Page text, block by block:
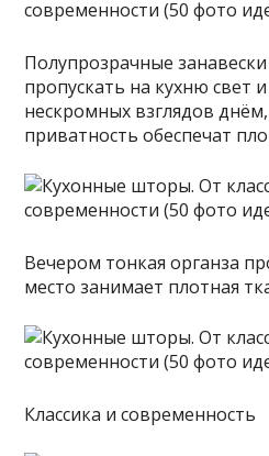
Полупрозрачные
пропускать на кухню свет
нескромных взглядов
приватность обеспечат
Вечером тонкая органза
место занимает плотная
Классика и современность